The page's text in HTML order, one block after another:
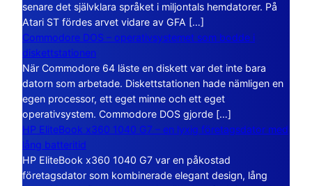
senare det självklara språket i miljontals hemdatorer. På
Atari ST fördes arvet vidare av GFA […]
Commodore DOS – operativsystemet som bodde i
diskettstationen
När Commodore 64 läste en diskett var det inte bara
datorn som arbetade. Diskettstationen hade nämligen en
egen processor, ett eget minne och ett eget
operativsystem. Commodore DOS gjorde […]
HP EliteBook x360 1040 G7 – en lyxig företagsdator med
lång batteritid
HP EliteBook x360 1040 G7 var en påkostad
företagsdator som kombinerade elegant design, lång